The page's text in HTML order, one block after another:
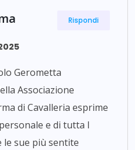
Gerometta
Associazione
di Cavalleria esprime
e di tutta l
le sue più sentite
Rispondi